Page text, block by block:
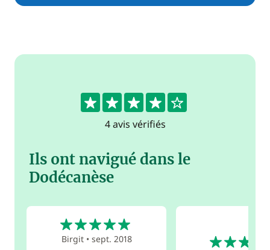
4
4 avis vérifiés
Ils ont navigué dans le
Dodécanèse
Birgit• sept. 2018